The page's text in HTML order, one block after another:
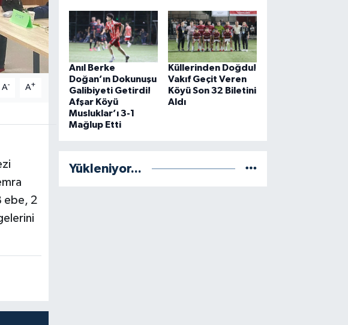
A- A+
ebe, 2
Anıl Berke
Doğan’ın Dokunuşu
Galibiyeti Getirdi!
Afşar Köyü
Musluklar’ı 3-1
Mağlup Etti
Küllerinden Doğdu!
Vakıf Geçit Veren
Köyü Son 32 Biletini
Aldı
Yükleniyor...